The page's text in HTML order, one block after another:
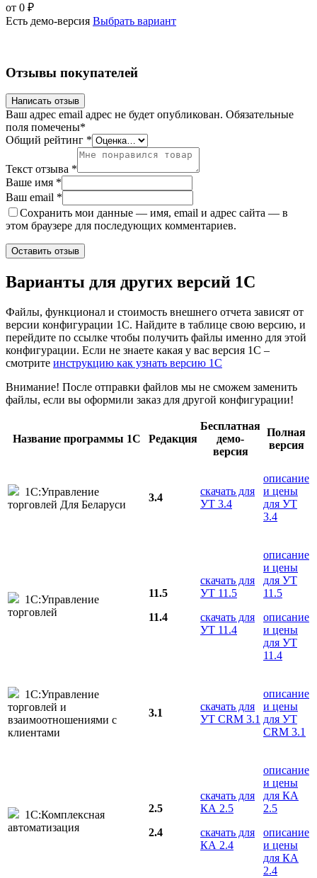
от 0 ₽
Есть демо-версия Выбрать вариант
Отзывы покупателей
Написать отзыв
Ваш адрес email адрес не будет опубликован. Обязательные
поля помечены*
Общий рейтинг *
Текст отзыва *
Ваше имя *
Ваш email *
Сохранить мои данные — имя, email и адрес сайта — в
этом браузере для последующих комментариев.
Варианты для других версий 1С
Файлы, функционал и стоимость внешнего отчета зависят от
версии конфигурации 1С. Найдите в таблице свою версию, и
перейдите по ссылке чтобы получить файлы именно для этой
конфигурации. Если не знаете какая у вас версия 1С –
смотрите инструкцию как узнать версию 1С
Внимание! После отправки файлов мы не сможем заменить
файлы, если вы оформили заказ для другой конфигурации!
Название программы 1С Редакция
Бесплатная
демо-
версия
Полная
версия
1С:Управление
торговлей Для Беларуси
3.4
скачать для
УТ 3.4
описание
и цены
для УТ
3.4
1С:Управление
торговлей
11.5
11.4
скачать для
УТ 11.5
скачать для
УТ 11.4
описание
и цены
для УТ
11.5
описание
и цены
для УТ
11.4
1С:Управление
торговлей и
взаимоотношениями с
клиентами
3.1
скачать для
УТ CRM 3.1
описание
и цены
для УТ
CRM 3.1
1С:Комплексная
автоматизация
2.5
2.4
скачать для
КА 2.5
скачать для
КА 2.4
описание
и цены
для КА
2.5
описание
и цены
для КА
2.4